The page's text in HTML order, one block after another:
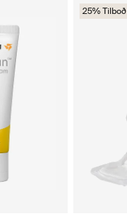
25% Tilboð